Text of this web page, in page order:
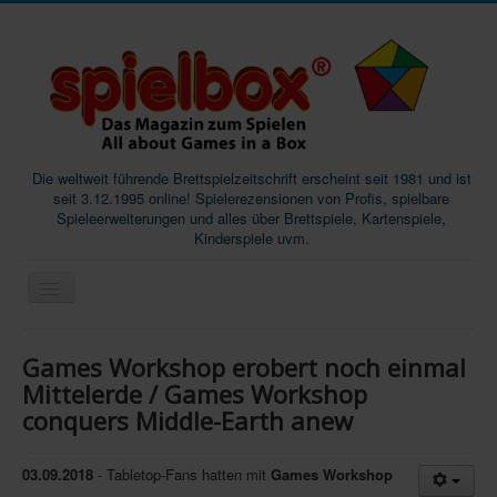
Die weltweit führende Brettspielzeitschrift erscheint seit 1981 und ist
seit 3.12.1995 online! Spielerezensionen von Profis, spielbare
Spieleerweiterungen und alles über Brettspiele, Kartenspiele,
Kinderspiele uvm.
Magazine
Abos/Subscriptions
Games Workshop erobert noch einmal
Mittelerde / Games Workshop
conquers Middle-Earth anew
03.09.2018 - Tabletop-Fans hatten mit Games Workshop